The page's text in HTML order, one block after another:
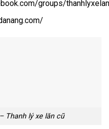
groups/
Thanh lý xe lăn cũ